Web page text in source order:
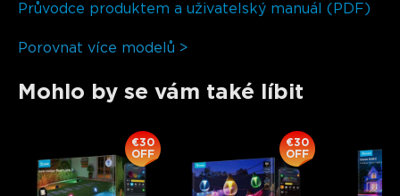
Průvodce produktem a uživatelský manuál (PDF)
Porovnat více modelů >
Mohlo by se vám také líbit
€30
OFF
€30
OFF